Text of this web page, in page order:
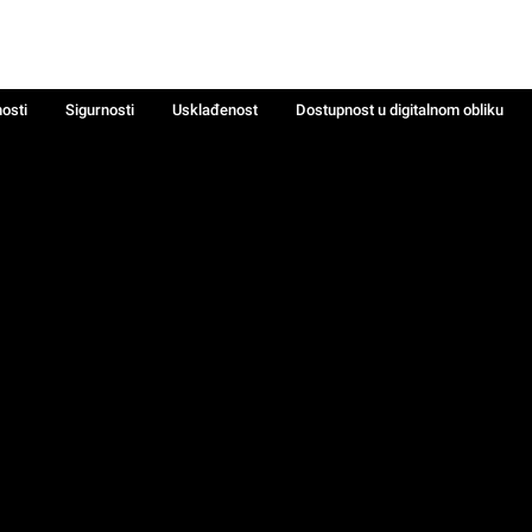
Sigurnosti Usklađenost
Dostupnost u digitalnom obliku